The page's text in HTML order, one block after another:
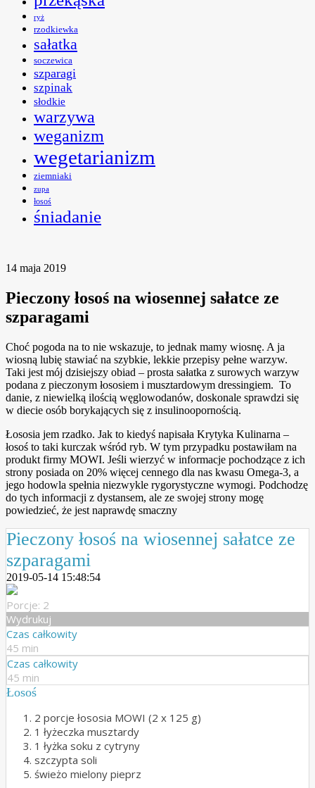
ryż
rzodkiewka
sałatka
soczewica
szparagi
szpinak
słodkie
warzywa
weganizm
wegetarianizm
ziemniaki
zupa
łosoś
śniadanie
14 maja 2019
Pieczony łosoś na wiosennej sałatce ze
szparagami
Choć pogoda na to nie wskazuje, to jednak mamy wiosnę. A ja
wiosną lubię stawiać na szybkie, lekkie przepisy pełne warzyw.
Taki jest mój dzisiejszy obiad – prosta sałatka z surowych warzyw
podana z pieczonym łososiem i musztardowym dressingiem. To
danie, z niewielką ilością węglowodanów, doskonale sprawdzi się
w diecie osób borykających się z insulinoopornością.
Łososia jem rzadko. Jak to kiedyś napisała Krytyka Kulinarna –
łosoś to taki kurczak wśród ryb. W tym przypadku postawiłam na
produkt firmy MOWI. Jeśli wierzyć w informacje pochodzące z ich
strony posiada on 20% więcej cennego dla nas kwasu Omega-3, a
jego hodowla spełnia niezwykle rygorystyczne wymogi. Podchodzę
do tych informacji z dystansem, ale ze swojej strony mogę
powiedzieć, że jest naprawdę smaczny
Pieczony łosoś na wiosennej sałatce ze
szparagami
2019-05-14 15:48:54
Porcje: 2
Wydrukuj
Czas całkowity
45 min
Czas całkowity
45 min
Łosoś
2 porcje łososia MOWI (2 x 125 g)
1 łyżeczka musztardy
1 łyżka soku z cytryny
szczypta soli
świeżo mielony pieprz